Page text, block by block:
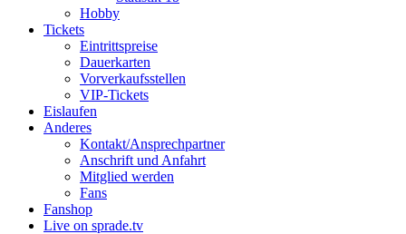
Hobby
Tickets
Eintrittspreise
Dauerkarten
Vorverkaufsstellen
VIP-Tickets
Eislaufen
Anderes
Kontakt/Ansprechpartner
Anschrift und Anfahrt
Mitglied werden
Fans
Fanshop
Live on sprade.tv